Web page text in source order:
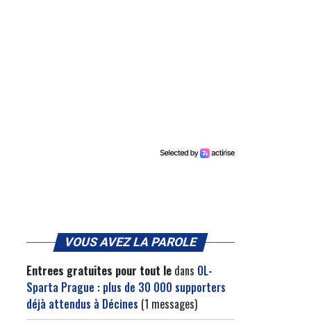
VOUS AVEZ LA PAROLE
Entrees gratuites pour tout le dans OL-
Sparta Prague : plus de 30 000 supporters
déjà attendus à Décines (1 messages)